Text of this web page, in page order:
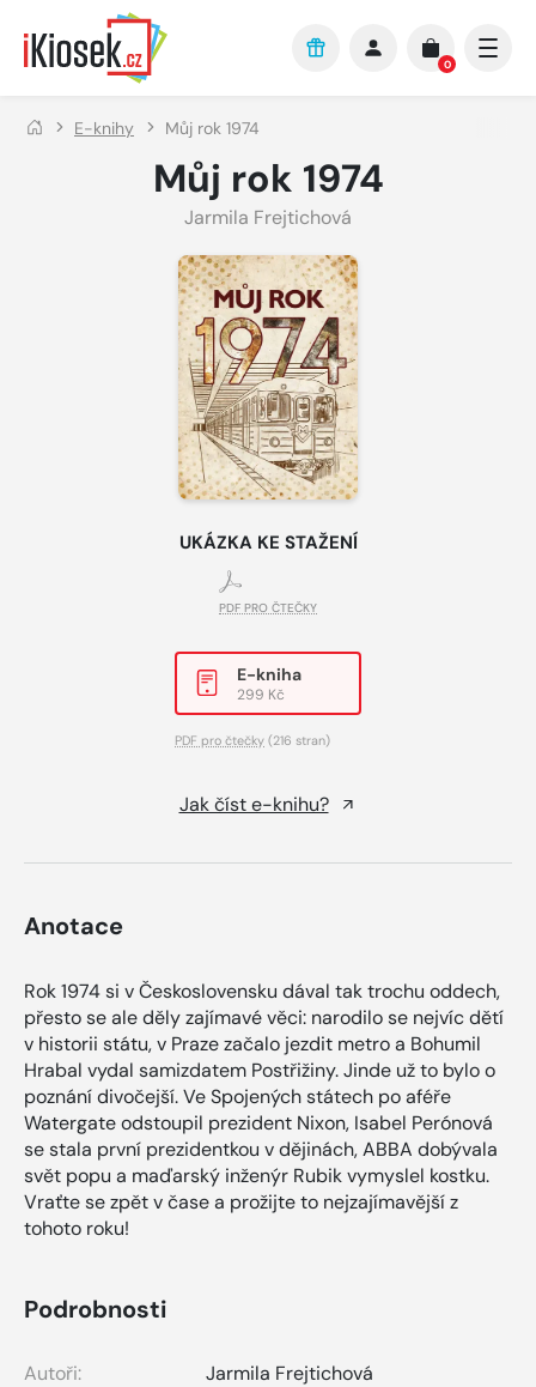
Přejít na hlavní obsah
0
E-knihy Můj rok 1974
Můj rok 1974
Jarmila Frejtichová
UKÁZKA KE STAŽENÍ
PDF PRO ČTEČKY
E-kniha
299 Kč
PDF pro čtečky (216 stran)
Jak číst e-knihu?
Anotace
Rok 1974 si v Československu dával tak trochu oddech,
přesto se ale děly zajímavé věci: narodilo se nejvíc dětí
v historii státu, v Praze začalo jezdit metro a Bohumil
Hrabal vydal samizdatem Postřižiny. Jinde už to bylo o
poznání divočejší. Ve Spojených státech po aféře
Watergate odstoupil prezident Nixon, Isabel Perónová
se stala první prezidentkou v dějinách, ABBA dobývala
svět popu a maďarský inženýr Rubik vymyslel kostku.
Vraťte se zpět v čase a prožijte to nejzajímavější z
tohoto roku!
Podrobnosti
Autoři:
Jarmila Frejtichová